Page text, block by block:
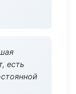
есть